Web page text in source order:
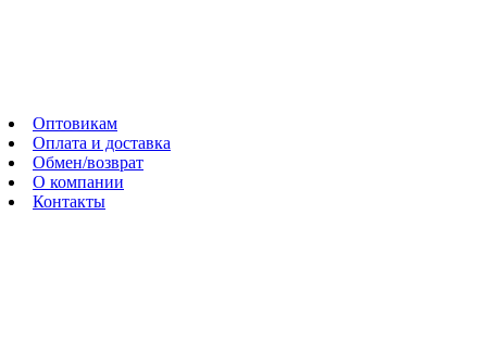
Оптовикам
Оплата и доставка
Обмен/возврат
О компании
Контакты